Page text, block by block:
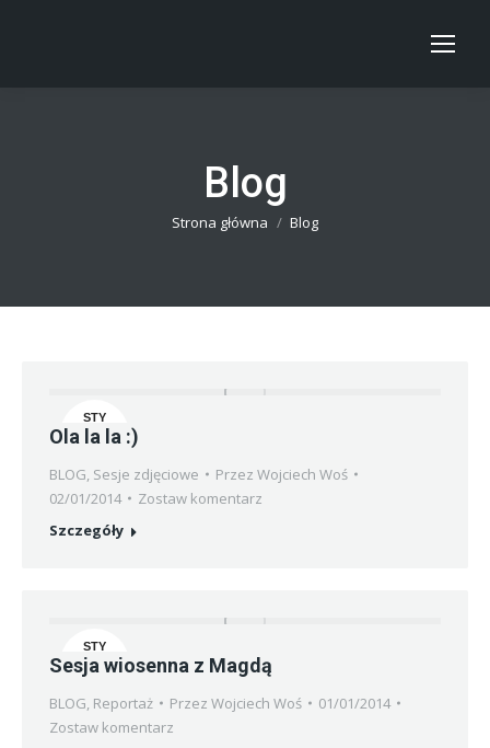
Blog
Jesteś tutaj:
Strona główna Blog
STY
2
Ola la la :)
BLOG, Sesje zdjęciowe Przez Wojciech Woś
02/01/2014
Zostaw komentarz
Szczegóły
STY
1
Sesja wiosenna z Magdą
BLOG, Reportaż Przez Wojciech Woś
01/01/2014
Zostaw komentarz